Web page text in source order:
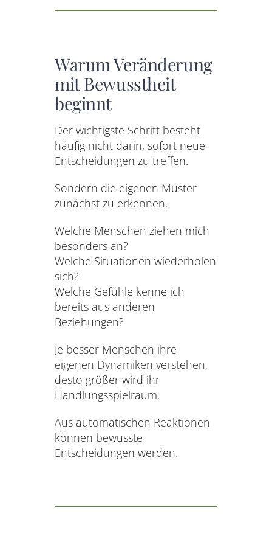
Warum Veränderung
mit Bewusstheit
beginnt
Der wichtigste Schritt besteht
häufig nicht darin, sofort neue
Entscheidungen zu treffen.
Sondern die eigenen Muster
zunächst zu erkennen.
Welche Menschen ziehen mich
besonders an?
Welche Situationen wiederholen
sich?
Welche Gefühle kenne ich
bereits aus anderen
Beziehungen?
Je besser Menschen ihre
eigenen Dynamiken verstehen,
desto größer wird ihr
Handlungsspielraum.
Aus automatischen Reaktionen
können bewusste
Entscheidungen werden.